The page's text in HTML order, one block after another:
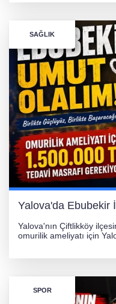
SAĞLIK
Yalova'da Ebubekir
Yalova'nın Çiftlikköy
omurilik ameliyatı için
SPOR